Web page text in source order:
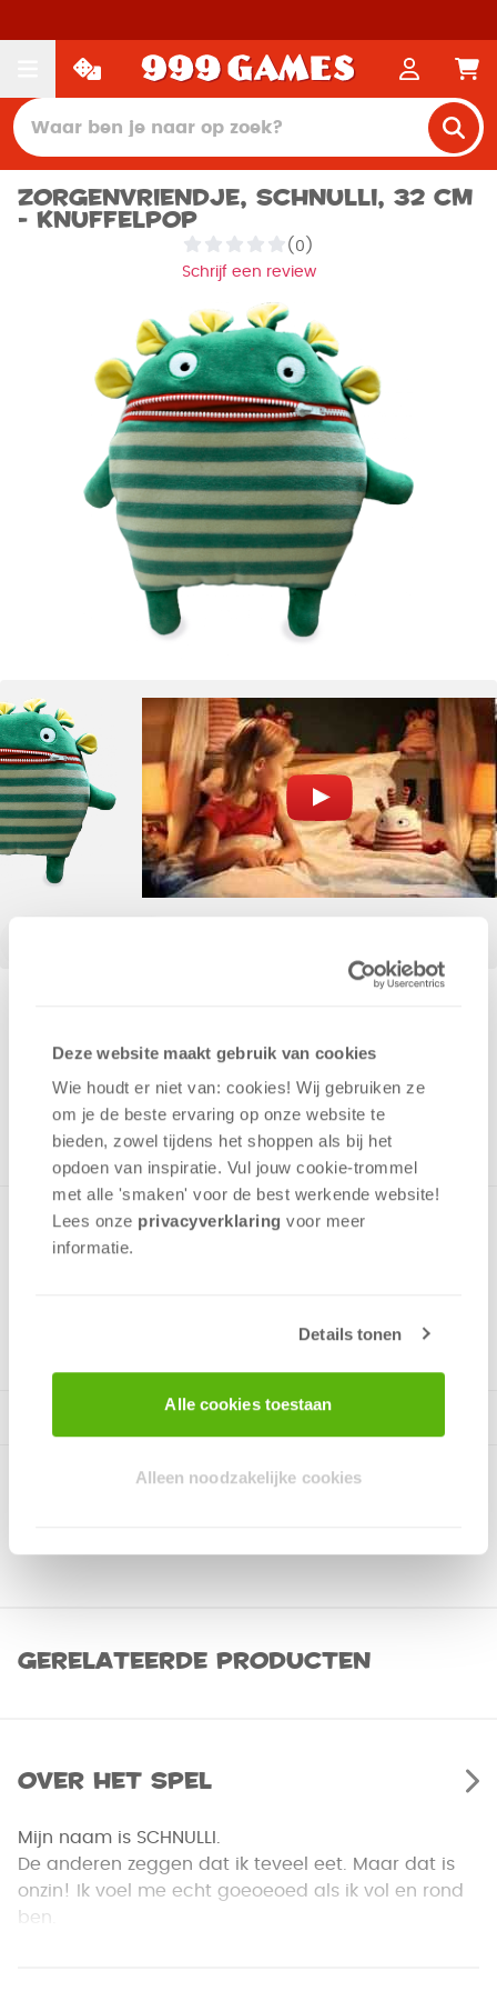
Deze website maakt gebruik van cookies
Wie houdt er niet van: cookies! Wij gebruiken ze
om je de beste ervaring op onze website te
bieden, zowel tijdens het shoppen als bij het
opdoen van inspiratie. Vul jouw cookie-trommel
met alle 'smaken' voor de best werkende website​!
Lees onze privacyverklaring voor meer
informatie.
Details tonen
Alle cookies toestaan
Alleen noodzakelijke cookies
Zorgenvriendje, Schnulli, 32 cm
- Knuffelpop
(0)
Schrijf een review
Uit het assortiment
ONTVANG 290 OVERWINNINGSPUNTEN
Mijn naam is SCHNULLI.De anderen zeggen dat ik teveel eet.
Maar dat is onzin! Ik voel me echt goeoeoed als ik vol en
Gerelateerde producten
Over het spel
Mijn naam is SCHNULLI.
De anderen zeggen dat ik teveel eet. Maar dat is
onzin! Ik voel me echt goeoeoed als ik vol en rond
ben.